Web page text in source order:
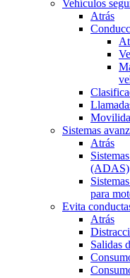
Vehículos
Atrás
Sistemas
Atrás
(ADAS)
para
Evita
Atrás
Salidas